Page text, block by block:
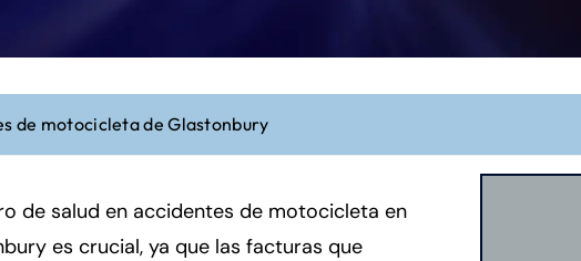
de motocicleta de Glastonbury
de salud en accidentes de motocicleta en
es crucial, ya que las facturas que